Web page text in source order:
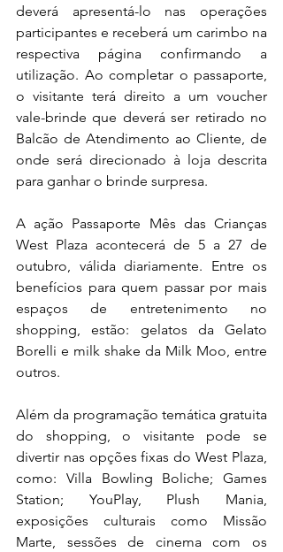
deverá apresentá-lo nas operações
participantes e receberá um carimbo na
respectiva página confirmando a
utilização. Ao completar o passaporte,
o visitante terá direito a um voucher
vale-brinde que deverá ser retirado no
Balcão de Atendimento ao Cliente, de
onde será direcionado à loja descrita
para ganhar o brinde surpresa.
A ação Passaporte Mês das Crianças
West Plaza acontecerá de 5 a 27 de
outubro, válida diariamente. Entre os
benefícios para quem passar por mais
espaços de entretenimento no
shopping, estão: gelatos da Gelato
Borelli e milk shake da Milk Moo, entre
outros.
Além da programação temática gratuita
do shopping, o visitante pode se
divertir nas opções fixas do West Plaza,
como: Villa Bowling Boliche; Games
Station; YouPlay, Plush Mania,
exposições culturais como Missão
Marte, sessões de cinema com os